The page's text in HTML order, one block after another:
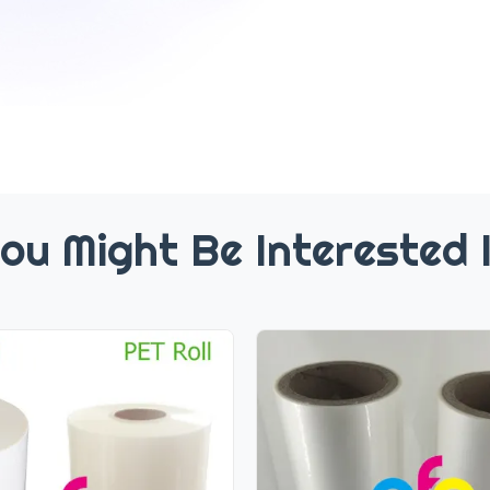
Might Be Interested